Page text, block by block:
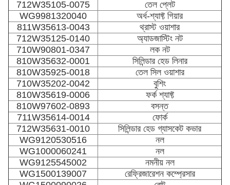
712W35105-0075
তেল প্লেট
WG9981320040
অর্ধ-শ্যাফ্ট গিয়ার
811W35613-0043
থ্রাস্ট ওয়াশার
712W35125-0140
অ্যাডজাস্টিং নট
710W90801-0347
লক নট
810W35632-0001
সিলিন্ডার হেড লিনার
810W35925-0018
তেল সিল ওয়াশার
710W35202-0042
বুশিং
810W35619-0006
ফর্ক শ্যাফ্ট
810W97602-0893
বসন্ত
711W35614-0014
ফোর্ক
712W35631-0010
সিলিন্ডার হেড গ্যাসকেট কভার
WG9120530516
নল
WG1000060241
নল
WG9125545002
নমনীয় নল
WG1500139007
রেফ্রিজারেশন কম্প্রেসার